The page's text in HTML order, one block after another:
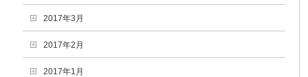
2017年3月
2017年2月
2017年1月